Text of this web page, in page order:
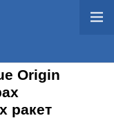
Origin
ракет